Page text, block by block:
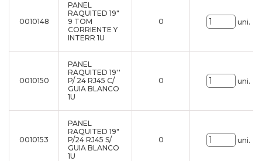
0010148
PANEL
RAQUITED 19"
9 TOM
CORRIENTE Y
INTERR 1U
0 uni.
0010150
PANEL
RAQUITED 19''
P/ 24 RJ45 C/
GUIA BLANCO
1U
0 uni.
0010153
PANEL
RAQUITED 19"
P/24 RJ45 S/
GUIA BLANCO
1U
0 uni.